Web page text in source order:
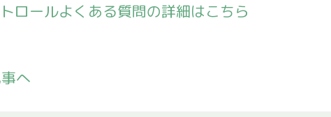
ロールよくある質問の詳細はこちら
へ